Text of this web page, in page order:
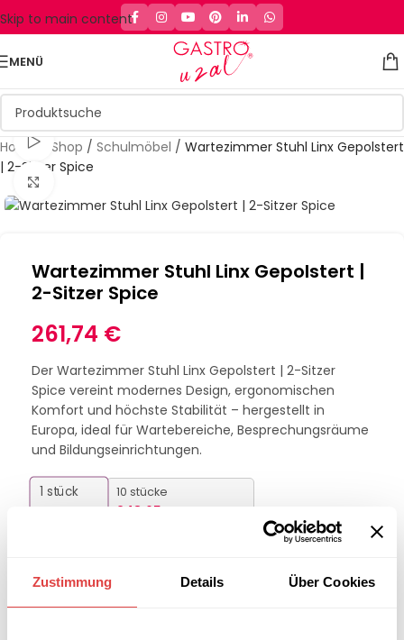
Zustimmung Details Über Cookies
Skip to main content
MENÜ
Home/ Shop / Schulmöbel / Wartezimmer Stuhl Linx Gepolstert
| 2-Sitzer Spice
Schau Video
Wartezimmer Stuhl Linx Gepolstert |
2-Sitzer Spice
261,74 €
Der Wartezimmer Stuhl Linx Gepolstert | 2-Sitzer
Spice vereint modernes Design, ergonomischen
Komfort und höchste Stabilität – hergestellt in
Europa, ideal für Wartebereiche, Besprechungsräume
und Bildungseinrichtungen.
1 stück 10 stücke
248,65
FARBE